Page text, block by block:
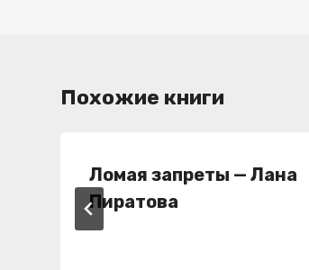
Похожие книги
Ломая запреты — Лана
Пиратова